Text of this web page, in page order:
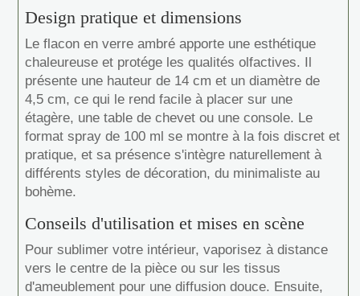
Design pratique et dimensions
Le flacon en verre ambré apporte une esthétique
chaleureuse et protége les qualités olfactives. Il
présente une hauteur de 14 cm et un diamètre de
4,5 cm, ce qui le rend facile à placer sur une
étagère, une table de chevet ou une console. Le
format spray de 100 ml se montre à la fois discret et
pratique, et sa présence s'intègre naturellement à
différents styles de décoration, du minimaliste au
bohème.
Conseils d'utilisation et mises en scène
Pour sublimer votre intérieur, vaporisez à distance
vers le centre de la pièce ou sur les tissus
d'ameublement pour une diffusion douce. Ensuite,